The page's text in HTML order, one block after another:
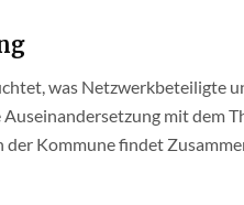
was Netzwerkbeteiligte
Auseinandersetzung mit dem
der Kommune findet